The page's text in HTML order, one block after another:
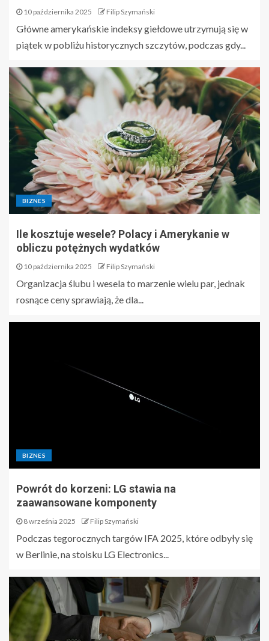
10 października 2025 Filip Szymański
Główne amerykańskie indeksy giełdowe utrzymują się w
piątek w pobliżu historycznych szczytów, podczas gdy...
BIZNES
Ile kosztuje wesele? Polacy i Amerykanie w
obliczu potężnych wydatków
10 października 2025 Filip Szymański
Organizacja ślubu i wesela to marzenie wielu par, jednak
rosnące ceny sprawiają, że dla...
BIZNES
Powrót do korzeni: LG stawia na
zaawansowane komponenty
8 września 2025 Filip Szymański
Podczas tegorocznych targów IFA 2025, które odbyły się
w Berlinie, na stoisku LG Electronics...